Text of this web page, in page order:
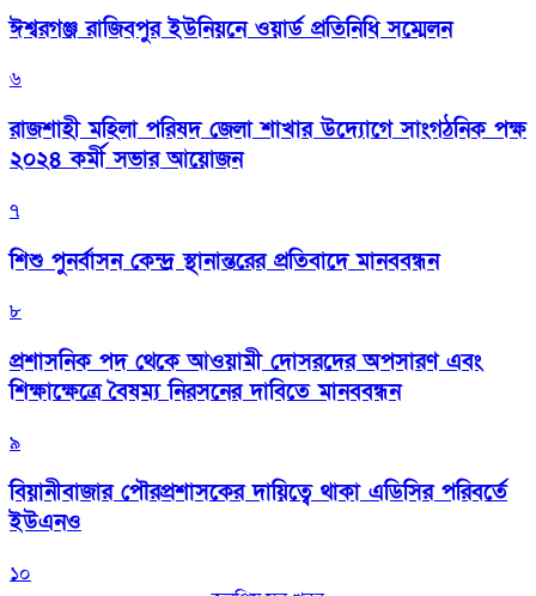
ঈশ্বরগঞ্জ রাজিবপুর ইউনিয়নে ওয়ার্ড প্রতিনিধি সম্মেলন
৬
রাজশাহী মহিলা পরিষদ জেলা শাখার উদ্যোগে সাংগঠনিক পক্ষ
২০২৪ কর্মী সভার আয়োজন
৭
শিশু পুনর্বাসন কেন্দ্র স্থানান্তরের প্রতিবাদে মানববন্ধন
৮
প্রশাসনিক পদ থেকে আওয়ামী দোসরদের অপসারণ এবং
শিক্ষাক্ষেত্রে বৈষম্য নিরসনের দাবিতে মানববন্ধন
৯
বিয়ানীবাজার পৌরপ্রশাসকের দায়িত্বে থাকা এডিসির পরিবর্তে
ইউএনও
১০